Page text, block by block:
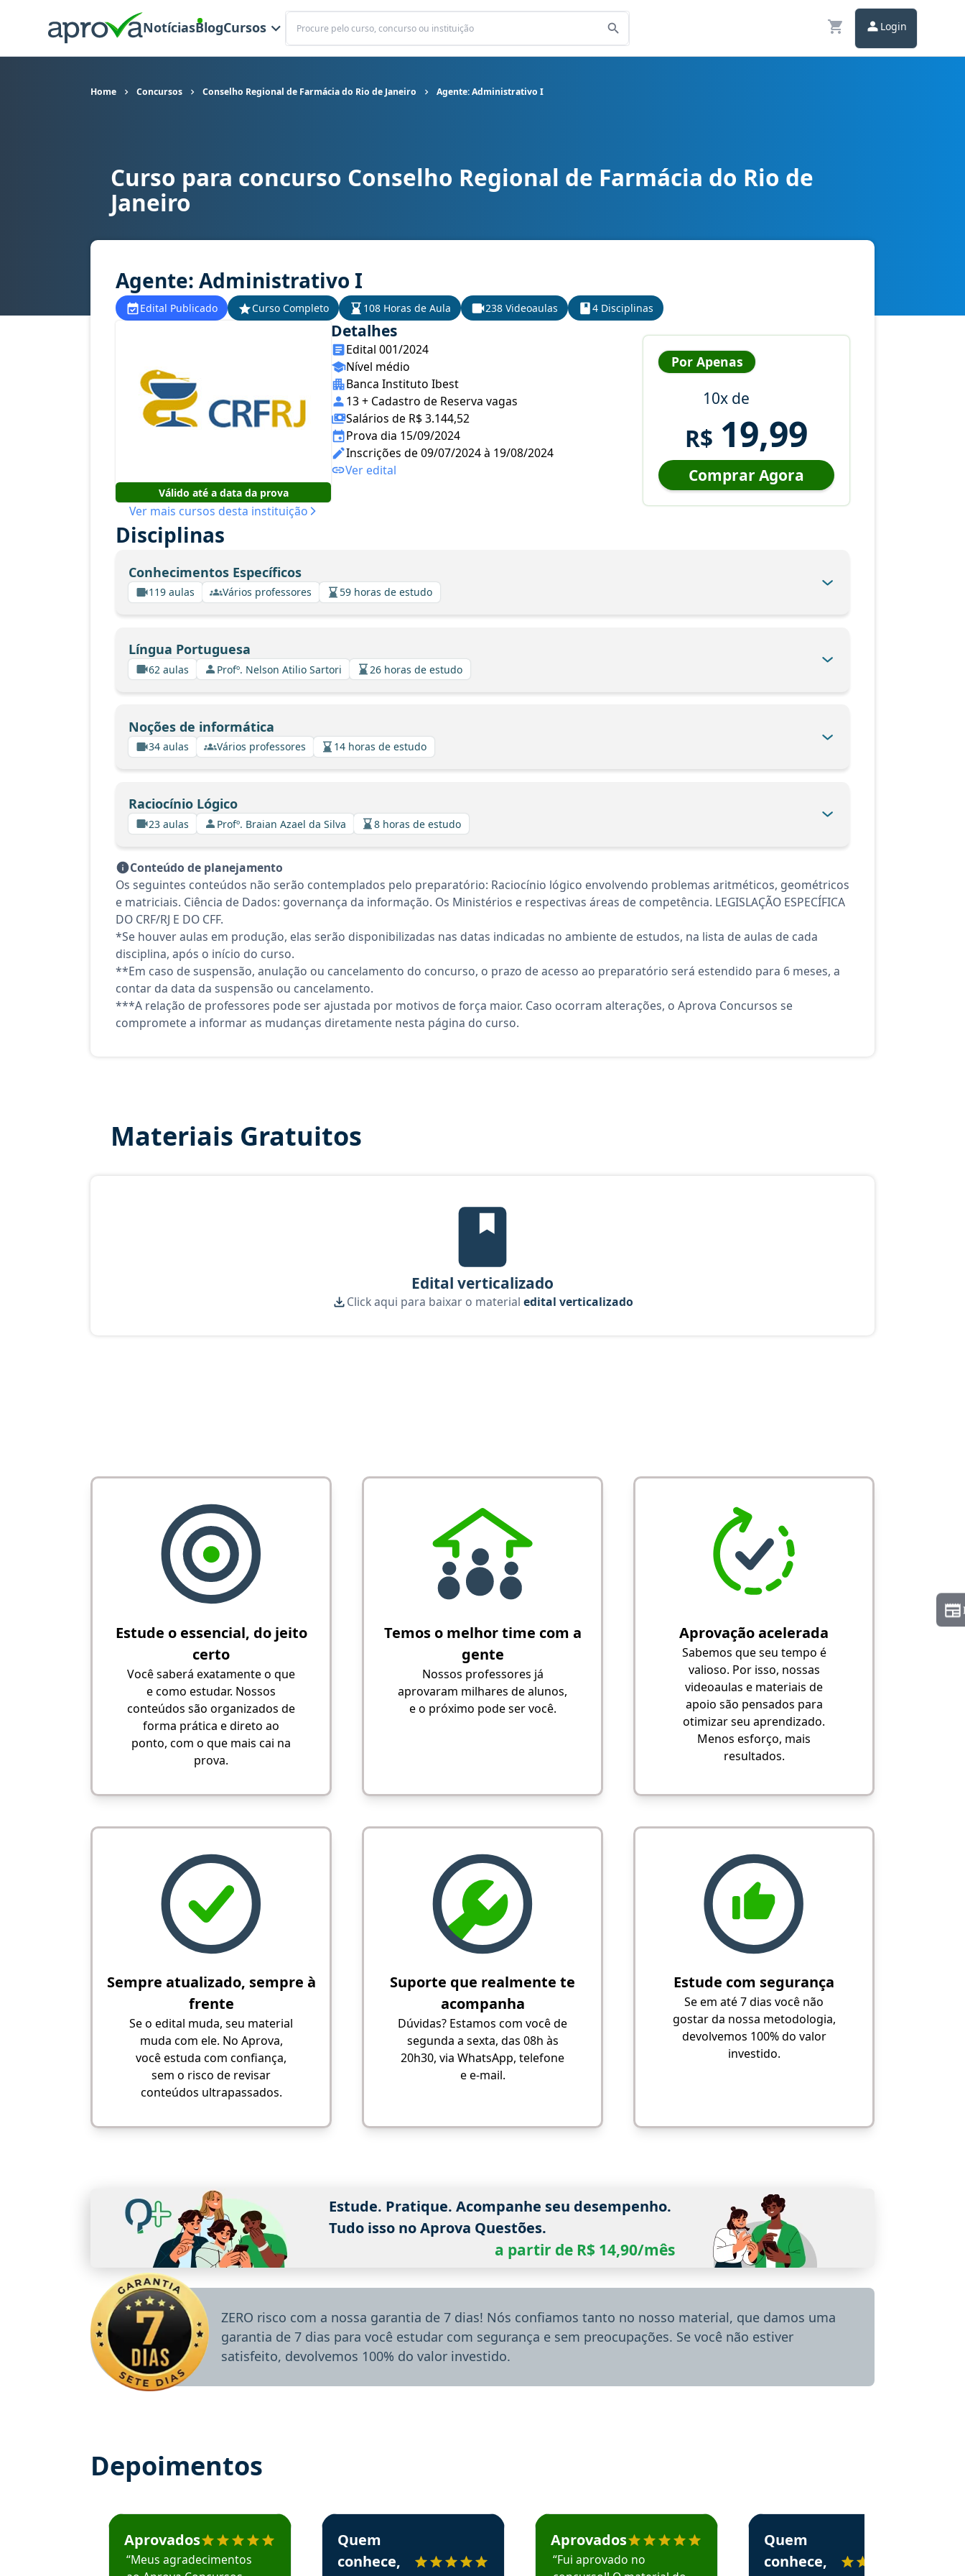
NotíciasBlogCursos
Buscar
Login
Home Concursos Conselho Regional de Farmácia do Rio de Janeiro Agente: Administrativo I
Curso para concurso CRF RJ - Conselho Regional de Farmácia do Rio de Janeiro cargo Agente: Administrativo I
Curso para concurso Conselho Regional de Farmácia do Rio de
Janeiro
Agente: Administrativo I
Edital Publicado Curso Completo 108 Horas de Aula 238 Videoaulas 4 Disciplinas
Válido até a data da prova
Ver mais cursos desta instituição
Detalhes
Edital 001/2024
Nível médio
Banca Instituto Ibest
13 + Cadastro de Reserva vagas
Salários de R$ 3.144,52
Prova dia 15/09/2024
Inscrições de 09/07/2024 à 19/08/2024
Ver edital
Por Apenas
10x de
R$ 19,99
Comprar Agora
Disciplinas
Conhecimentos Específicos
119 aulas Vários professores 59 horas de estudo
Língua Portuguesa
62 aulas Profº. Nelson Atilio Sartori 26 horas de estudo
Noções de informática
34 aulas Vários professores 14 horas de estudo
Raciocínio Lógico
23 aulas Profº. Braian Azael da Silva 8 horas de estudo
Conteúdo de planejamento
Os seguintes conteúdos não serão contemplados pelo preparatório: Raciocínio lógico envolvendo problemas aritméticos, geométricos
e matriciais. Ciência de Dados: governança da informação. Os Ministérios e respectivas áreas de competência. LEGISLAÇÃO ESPECÍFICA
DO CRF/RJ E DO CFF.
*Se houver aulas em produção, elas serão disponibilizadas nas datas indicadas no ambiente de estudos, na lista de aulas de cada
disciplina, após o início do curso.
**Em caso de suspensão, anulação ou cancelamento do concurso, o prazo de acesso ao preparatório será estendido para 6 meses, a
contar da data da suspensão ou cancelamento.
***A relação de professores pode ser ajustada por motivos de força maior. Caso ocorram alterações, o Aprova Concursos se
compromete a informar as mudanças diretamente nesta página do curso.
Materiais Gratuitos
Edital Verticalizado, material gratuito do Aprova Concursos para o curso Agente: Administrativo I
Edital verticalizado
Click aqui para baixar o material edital verticalizado
Estude o essencial, do jeito
certo
Você saberá exatamente o que
e como estudar. Nossos
conteúdos são organizados de
forma prática e direto ao
ponto, com o que mais cai na
prova.
Temos o melhor time com a
gente
Nossos professores já
aprovaram milhares de alunos,
e o próximo pode ser você.
Aprovação acelerada
Sabemos que seu tempo é
valioso. Por isso, nossas
videoaulas e materiais de
apoio são pensados para
otimizar seu aprendizado.
Menos esforço, mais
resultados.
Sempre atualizado, sempre à
frente
Se o edital muda, seu material
muda com ele. No Aprova,
você estuda com confiança,
sem o risco de revisar
conteúdos ultrapassados.
Suporte que realmente te
acompanha
Dúvidas? Estamos com você de
segunda a sexta, das 08h às
20h30, via WhatsApp, telefone
e e-mail.
Estude com segurança
Se em até 7 dias você não
gostar da nossa metodologia,
devolvemos 100% do valor
investido.
Estude. Pratique. Acompanhe seu desempenho.
Tudo isso no Aprova Questões.
a partir de R$ 14,90/mês
ZERO risco com a nossa garantia de 7 dias! Nós confiamos tanto no nosso material, que damos uma
garantia de 7 dias para você estudar com segurança e sem preocupações. Se você não estiver
satisfeito, devolvemos 100% do valor investido.
Depoimentos
Estudante José recomenda o Aprova Concursos em depoimento
Aprovados
“Meus agradecimentos
Estudante Sergio recomenda o Aprova Concursos em depoimento
Quem
conhece,
Estudante Mário recomenda o Aprova Concursos em depoimento
Aprovados
“Fui aprovado no
Estudante Alessandra recomenda o Aprova
Quem
conhece,